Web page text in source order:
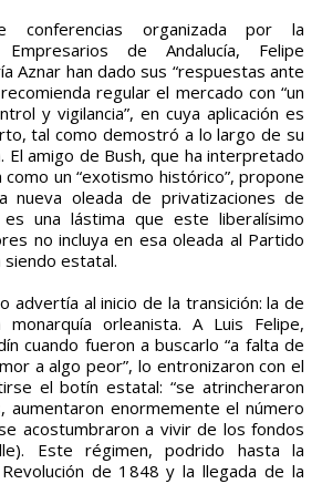
organizada por la
de Andalucía, Felipe
Aznar han dado sus “respuestas ante
regular el mercado con “un
y vigilancia”, en cuya aplicación es
tal como demostró a lo largo de su
El amigo de Bush, que ha interpretado
un “exotismo histórico”, propone
nueva oleada de privatizaciones de
es una lástima que este liberalísimo
no incluya en esa oleada al Partido
siendo estatal.
advertía al inicio de la transición: la de
monarquía orleanista. A Luis Felipe,
cuando fueron a buscarlo “a falta de
a algo peor”, lo entronizaron con el
el botín estatal: “se atrincheraron
aumentaron enormemente el número
acostumbraron a vivir de los fondos
Este régimen, podrido hasta la
de 1848 y la llegada de la